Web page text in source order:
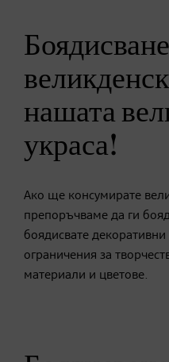
нашата
украса!
Ако ще консумирате
препоръчваме да ги
боядисвате
ограничения за
материали и цветове.